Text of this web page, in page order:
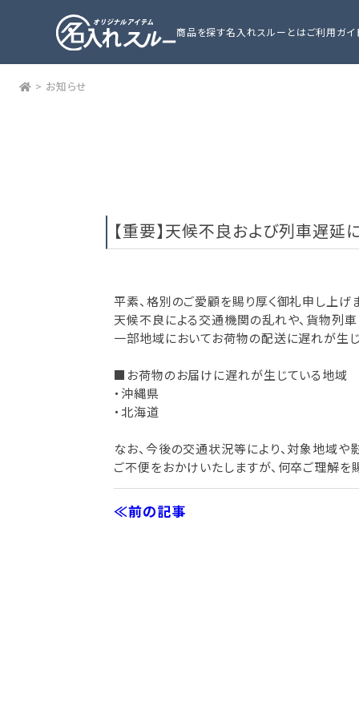
商品を探す名入れスルーとはご利用ガイ
> お知らせ
【重要】天候不良および列車遅
平素、格別のご愛顧を賜り厚く御礼申し上げ
天候不良による交通機関の乱れや、貨物列
一部地域においてお荷物の配送に遅れが生じ
■お荷物のお届けに遅れが生じている地域
・沖縄県
・北海道
なお、今後の交通状況等により、対象地域
ご不便をおかけいたしますが、何卒ご理解を
≪前の記事